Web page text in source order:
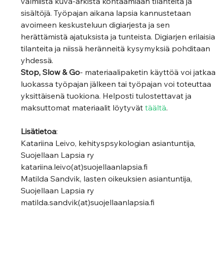
sisältöjä. Työpajan aikana lapsia kannustetaan
avoimeen keskusteluun digiarjesta ja sen
herättämistä ajatuksista ja tunteista. Digiarjen erilaisia
tilanteita ja niissä heränneitä kysymyksiä pohditaan
yhdessä.
Stop, Slow & Go- materiaalipaketin käyttöä voi jatkaa
luokassa työpajan jälkeen tai työpajan voi toteuttaa
yksittäisenä tuokiona. Helposti tulostettavat ja
maksuttomat materiaalit löytyvät täältä.
Lisätietoa:
Katariina Leivo, kehityspsykologian asiantuntija,
Suojellaan Lapsia ry
katariina.leivo(at)suojellaanlapsia.fi
Matilda Sandvik, lasten oikeuksien asiantuntija,
Suojellaan Lapsia ry
matilda.sandvik(at)suojellaanlapsia.fi